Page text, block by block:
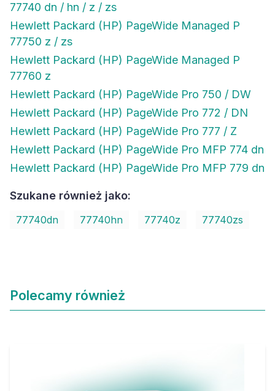
77740 dn / hn / z / zs
Hewlett Packard (HP) PageWide Managed P
77750 z / zs
Hewlett Packard (HP) PageWide Managed P
77760 z
Hewlett Packard (HP) PageWide Pro 750 / DW
Hewlett Packard (HP) PageWide Pro 772 / DN
Hewlett Packard (HP) PageWide Pro 777 / Z
Hewlett Packard (HP) PageWide Pro MFP 774 dn
Hewlett Packard (HP) PageWide Pro MFP 779 dn
Szukane również jako:
77740dn 77740hn 77740z 77740zs
Polecamy również